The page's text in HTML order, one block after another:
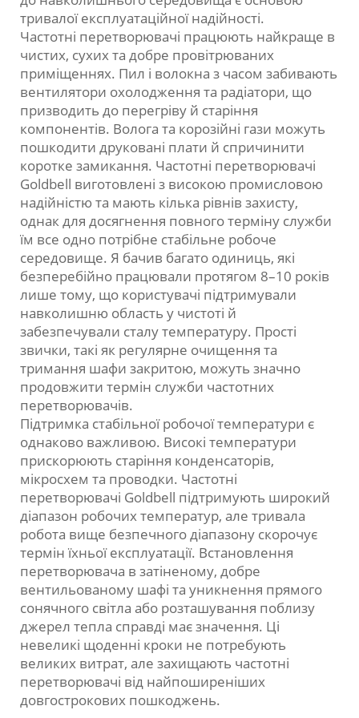
тривалої експлуатаційної надійності.
Частотні перетворювачі працюють найкраще в
чистих, сухих та добре провітрюваних
приміщеннях. Пил і волокна з часом забивають
вентилятори охолодження та радіатори, що
призводить до перегріву й старіння
компонентів. Волога та корозійні гази можуть
пошкодити друковані плати й спричинити
коротке замикання. Частотні перетворювачі
Goldbell виготовлені з високою промисловою
надійністю та мають кілька рівнів захисту,
однак для досягнення повного терміну служби
їм все одно потрібне стабільне робоче
середовище. Я бачив багато одиниць, які
безперебійно працювали протягом 8–10 років
лише тому, що користувачі підтримували
навколишню область у чистоті й
забезпечували сталу температуру. Прості
звички, такі як регулярне очищення та
тримання шафи закритою, можуть значно
продовжити термін служби частотних
перетворювачів.
Підтримка стабільної робочої температури є
однаково важливою. Високі температури
прискорюють старіння конденсаторів,
мікросхем та проводки. Частотні
перетворювачі Goldbell підтримують широкий
діапазон робочих температур, але тривала
робота вище безпечного діапазону скорочує
термін їхньої експлуатації. Встановлення
перетворювача в затіненому, добре
вентильованому шафі та уникнення прямого
сонячного світла або розташування поблизу
джерел тепла справді має значення. Ці
невеликі щоденні кроки не потребують
великих витрат, але захищають частотні
перетворювачі від найпоширеніших
довгострокових пошкоджень.